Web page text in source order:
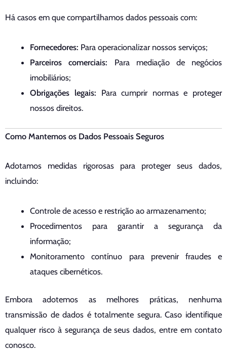
Há casos em que compartilhamos dados pessoais com:
Fornecedores: Para operacionalizar nossos serviços;
Parceiros comerciais: Para mediação de negócios
imobiliários;
Obrigações legais: Para cumprir normas e proteger
nossos direitos.
Como Mantemos os Dados Pessoais Seguros
Adotamos medidas rigorosas para proteger seus dados,
incluindo:
Controle de acesso e restrição ao armazenamento;
Procedimentos para garantir a segurança da
informação;
Monitoramento contínuo para prevenir fraudes e
ataques cibernéticos.
Embora adotemos as melhores práticas, nenhuma
transmissão de dados é totalmente segura. Caso identifique
qualquer risco à segurança de seus dados, entre em contato
conosco.